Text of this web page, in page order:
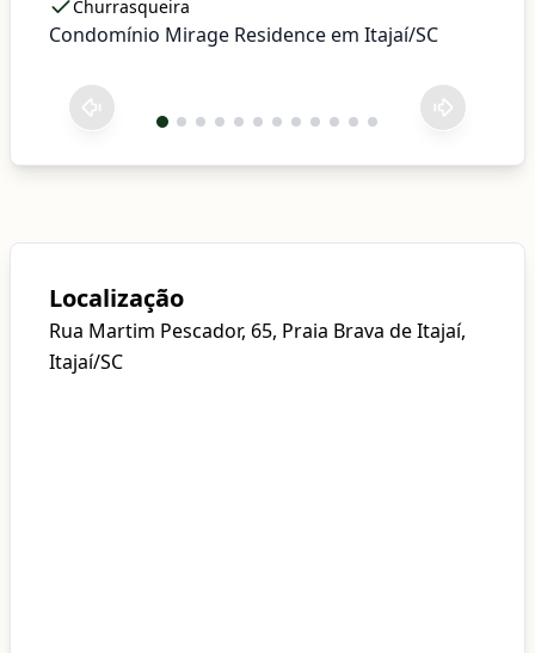
Churrasqueira
Condomínio Mirage Residence em Itajaí/SC
Localização
Rua Martim Pescador, 65, Praia Brava de Itajaí,
Itajaí/SC